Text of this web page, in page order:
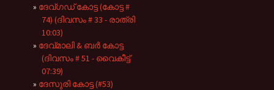
ദേവ്ഗഡ് കോട്ട (കോട്ട #
74) (ദിവസം # 33 - രാത്രി
10:03)
ദേവ്മാലി & ബർ കോട്ട
(ദിവസം # 51 - വൈകീട്ട്
07:39)
ദേസുരി കോട്ട (#53)